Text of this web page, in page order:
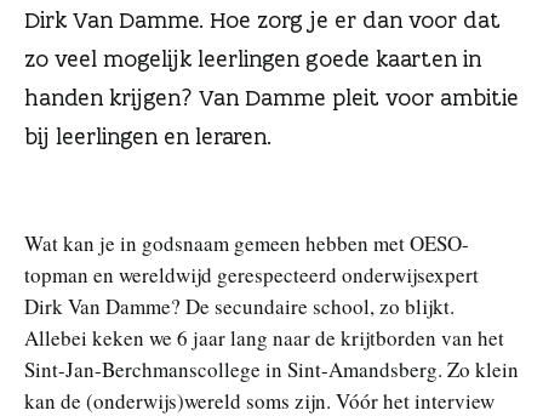
Dirk Van Damme. Hoe zorg je er dan voor dat
zo veel mogelijk leerlingen goede kaarten in
handen krijgen? Van Damme pleit voor ambitie
bij leerlingen en leraren.
Wat kan je in godsnaam gemeen hebben met OESO-
topman en wereldwijd gerespecteerd onderwijsexpert
Dirk Van Damme? De secundaire school, zo blijkt.
Allebei keken we 6 jaar lang naar de krijtborden van het
Sint-Jan-Berchmanscollege in Sint-Amandsberg. Zo klein
kan de (onderwijs)wereld soms zijn. Vóór het interview